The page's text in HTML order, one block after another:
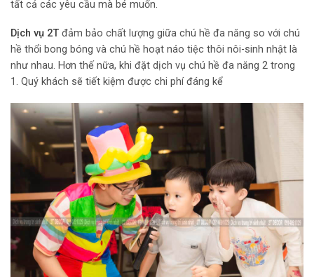
tất cả các yêu cầu mà bé muốn.
Dịch vụ 2T đảm bảo chất lượng giữa chú hề đa năng so với chú
hề thổi bong bóng và chú hề hoạt náo tiệc thôi nôi-sinh nhật là
như nhau. Hơn thế nữa, khi đặt dịch vụ chú hề đa năng 2 trong
1. Quý khách sẽ tiết kiệm được chi phí đáng kể